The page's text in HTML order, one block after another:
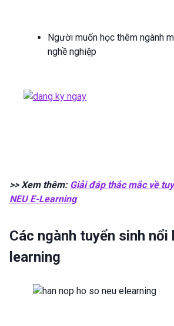
Người muốn học thêm ngành
nghề nghiệp
>> Xem thêm: Giải đáp thắc mắc về
NEU E-Learning
Các ngành tuyển sinh nổi
learning